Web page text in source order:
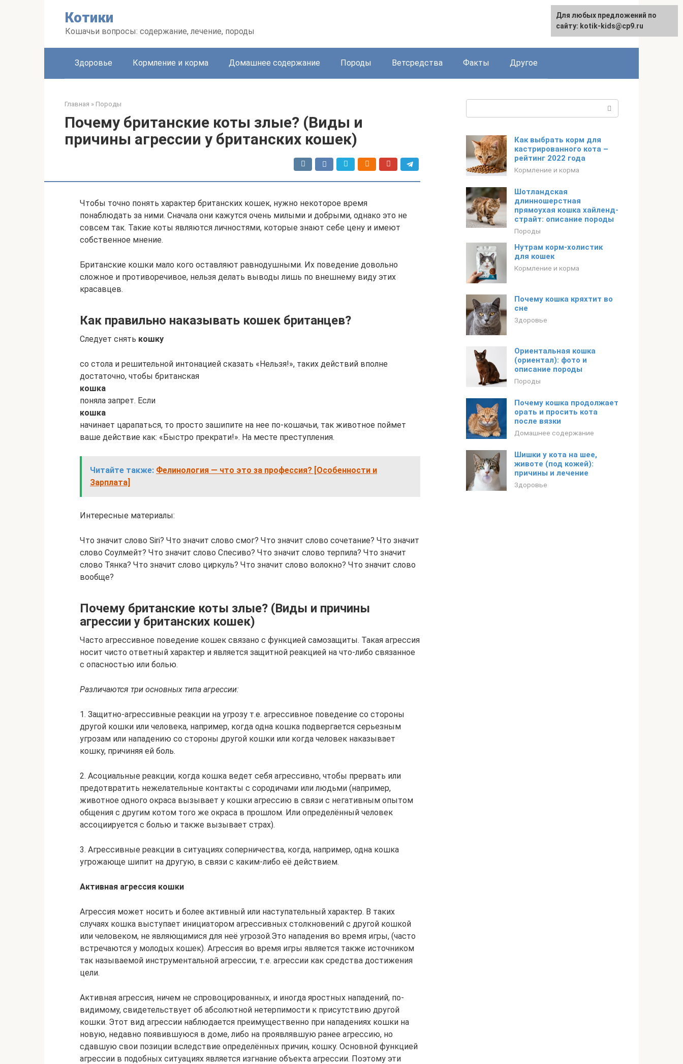
Котики
Кошачьи вопросы: содержание, лечение, породы
Здоровье Кормление и корма Домашнее содержание Породы Ветсредства Факты Другое
Главная » Породы
Почему британские коты злые? (Виды и
причины агрессии у британских кошек)
Чтобы точно понять характер британских кошек, нужно некоторое время
понаблюдать за ними. Сначала они кажутся очень милыми и добрыми, однако это не
совсем так. Такие коты являются личностями, которые знают себе цену и имеют
собственное мнение.
Британские кошки мало кого оставляют равнодушными. Их поведение довольно
сложное и противоречивое, нельзя делать выводы лишь по внешнему виду этих
красавцев.
Как правильно наказывать кошек британцев?
Следует снять кошку
со стола и решительной интонацией сказать «Нельзя!», таких действий вполне
достаточно, чтобы британская
кошка
поняла запрет. Если
кошка
начинает царапаться, то просто зашипите на нее по-кошачьи, так животное поймет
ваше действие как: «Быстро прекрати!». На месте преступления.
Читайте также: Фелинология — что это за профессия? [Особенности и
Зарплата]
Интересные материалы:
Что значит слово Siri? Что значит слово смог? Что значит слово сочетание? Что значит
слово Соулмейт? Что значит слово Спесиво? Что значит слово терпила? Что значит
слово Тянка? Что значит слово циркуль? Что значит слово волокно? Что значит слово
вообще?
Почему британские коты злые? (Виды и причины
агрессии у британских кошек)
Часто агрессивное поведение кошек связано с функцией самозащиты. Такая агрессия
носит чисто ответный характер и является защитной реакцией на что-либо связанное
с опасностью или болью.
Различаются три основных типа агрессии:
1. Защитно-агрессивные реакции на угрозу т.е. агрессивное поведение со стороны
другой кошки или человека, например, когда одна кошка подвергается серьезным
угрозам или нападению со стороны другой кошки или когда человек наказывает
кошку, причиняя ей боль.
2. Асоциальные реакции, когда кошка ведет себя агрессивно, чтобы прервать или
предотвратить нежелательные контакты с сородичами или людьми (например,
животное одного окраса вызывает у кошки агрессию в связи с негативным опытом
общения с другим котом того же окраса в прошлом. Или определённый человек
ассоциируется с болью и также вызывает страх).
3. Агрессивные реакции в ситуациях соперничества, когда, например, одна кошка
угрожающе шипит на другую, в связи с каким-либо её действием.
Активная агрессия кошки
Агрессия может носить и более активный или наступательный характер. В таких
случаях кошка выступает инициатором агрессивных столкновений с другой кошкой
или человеком, не являющимися для неё угрозой.Это нападения во время игры, (часто
встречаются у молодых кошек). Агрессия во время игры является также источником
так называемой инструментальной агрессии, т.е. агрессии как средства достижения
цели.
Активная агрессия, ничем не спровоцированных, и иногда яростных нападений, по-
видимому, свидетельствует об абсолютной нетерпимости к присутствию другой
кошки. Этот вид агрессии наблюдается преимущественно при нападениях кошки на
новую, недавно появившуюся в доме, либо на проявлявшую ранее агрессию, но
сдавшую свои позиции вследствие определённых причин, кошку. Основной функцией
агрессии в подобных ситуациях является изгнание объекта агрессии. Поэтому эти
Как выбрать корм для
кастрированного кота –
рейтинг 2022 года
Кормление и корма
Шотландская
длинношерстная
прямоухая кошка хайленд-
страйт: описание породы
Породы
Нутрам корм-холистик
для кошек
Кормление и корма
Почему кошка кряхтит во
сне
Здоровье
Ориентальная кошка
(ориентал): фото и
описание породы
Породы
Почему кошка продолжает
орать и просить кота
после вязки
Домашнее содержание
Шишки у кота на шее,
животе (под кожей):
причины и лечение
Здоровье
Для любых предложений по
сайту: kotik-kids@cp9.ru